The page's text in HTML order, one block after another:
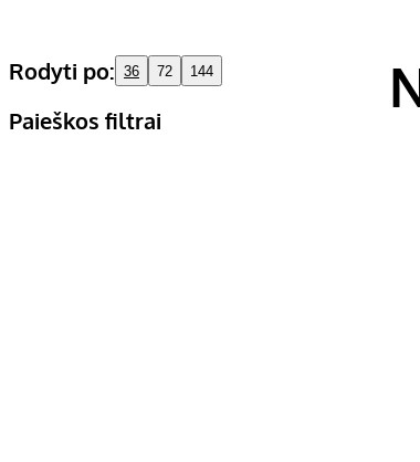
Rodyti po: 36 72 144
Paieškos filtrai